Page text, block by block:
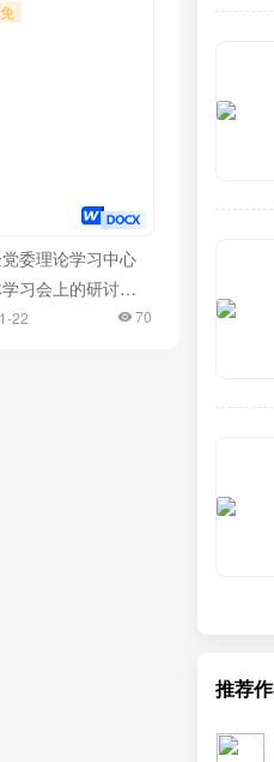
的重要讲话精神
委理论学习中心
习会上的研讨交
新质生产力专
22 70
推荐